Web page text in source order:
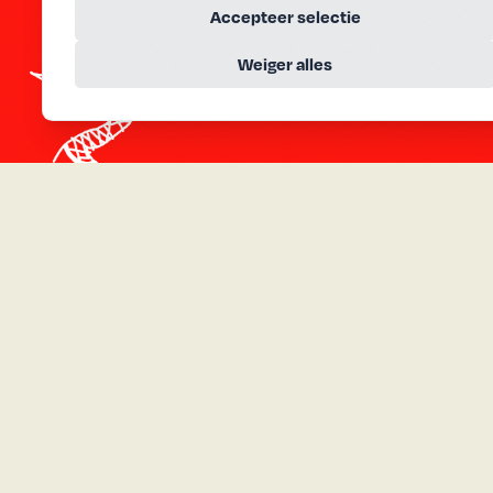
Accepteer selectie
Weiger alles